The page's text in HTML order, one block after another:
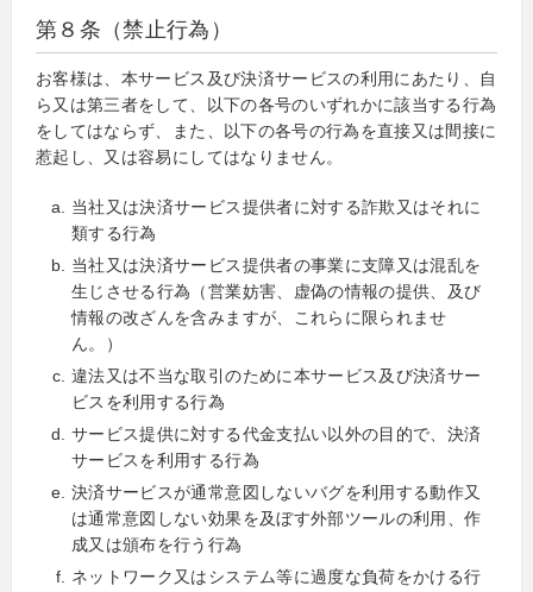
第８条（禁止行為）
お客様は、本サービス及び決済サービスの利用にあたり、自
ら又は第三者をして、以下の各号のいずれかに該当する行為
をしてはならず、また、以下の各号の行為を直接又は間接に
惹起し、又は容易にしてはなりません。
当社又は決済サービス提供者に対する詐欺又はそれに
類する行為
当社又は決済サービス提供者の事業に支障又は混乱を
生じさせる行為（営業妨害、虚偽の情報の提供、及び
情報の改ざんを含みますが、これらに限られませ
ん。）
違法又は不当な取引のために本サービス及び決済サー
ビスを利用する行為
サービス提供に対する代金支払い以外の目的で、決済
サービスを利用する行為
決済サービスが通常意図しないバグを利用する動作又
は通常意図しない効果を及ぼす外部ツールの利用、作
成又は頒布を行う行為
ネットワーク又はシステム等に過度な負荷をかける行